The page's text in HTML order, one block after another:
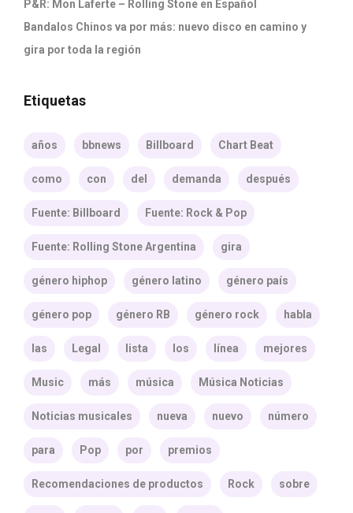
P&R: Mon Laferte – Rolling Stone en Español
Bandalos Chinos va por más: nuevo disco en camino y
gira por toda la región
Etiquetas
años bbnews Billboard Chart Beat
como con del demanda después
Fuente: Billboard Fuente: Rock & Pop
Fuente: Rolling Stone Argentina gira
género hiphop género latino género país
género pop género RB género rock habla
las Legal lista los línea mejores
Music más música Música Noticias
Noticias musicales nueva nuevo número
para Pop por premios
Recomendaciones de productos Rock sobre